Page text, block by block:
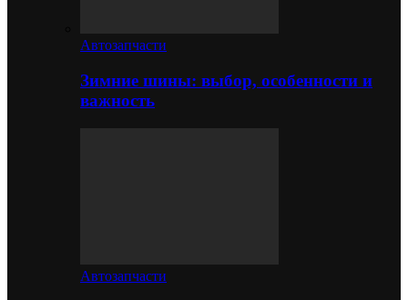
Автозапчасти
Зимние шины: выбор, особенности и
важность
Автозапчасти